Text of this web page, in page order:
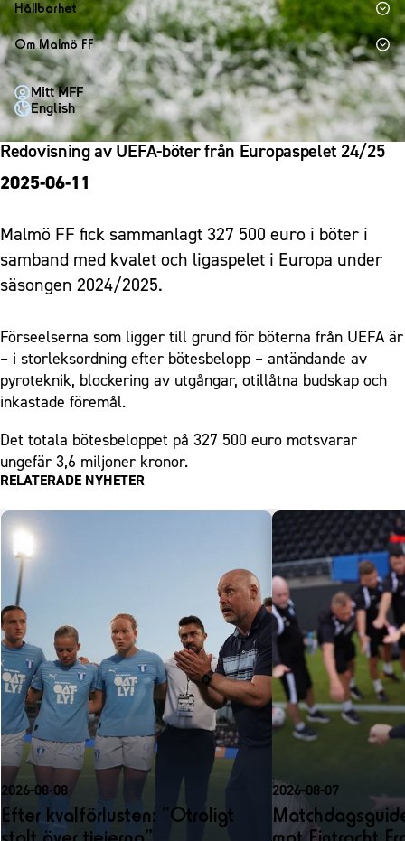
Fotbollsnätverket
P19
F19
P17
F17
Malmö Trophy
Partner dam
Matchdag på Eleda Stadion
MFF-museet & rundvandringar
Fest & Event
Konferens
Möte
Mässa
Sommarfest
Julshow
Vanliga frågor om 1910 Event
Hållbarhet
Hållbarhet
Himmelsblå framtid – en match för miljön
MFF i samhället
Laget för alla
Nattfotboll
Himmelsblå Tillsammans
Grundskolefotboll mot rasismer
Skolakademier
Fonder
Om Malmö FF
Om Malmö FF
Kontakt
Press och media
Historik – herrlaget
Historik – damlaget
Policydokument
Personuppgiftspolicy
Mitt MFF
English
Redovisning av UEFA-böter från Europaspelet 24/25
2025-06-11
Malmö FF fick sammanlagt 327 500 euro i böter i
samband med kvalet och ligaspelet i Europa under
säsongen 2024/2025.
Förseelserna som ligger till grund för böterna från UEFA är
– i storleksordning efter bötesbelopp – antändande av
pyroteknik, blockering av utgångar, otillåtna budskap och
inkastade föremål.
Det totala bötesbeloppet på 327 500 euro motsvarar
ungefär 3,6 miljoner kronor.
RELATERADE NYHETER
2026-08-08
Efter kvalförlusten: ”Otroligt
2026-08-07